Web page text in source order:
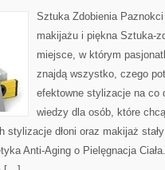
Sztuka Zdobienia
makijażu i piękna Sztuka-
miejsce, w którym
znajdą wszystko, czego
efektowne stylizacje na co
wiedzy dla osób, które
stylizacje dłoni oraz makijaż
Anti-Aging o Pielęgnacja